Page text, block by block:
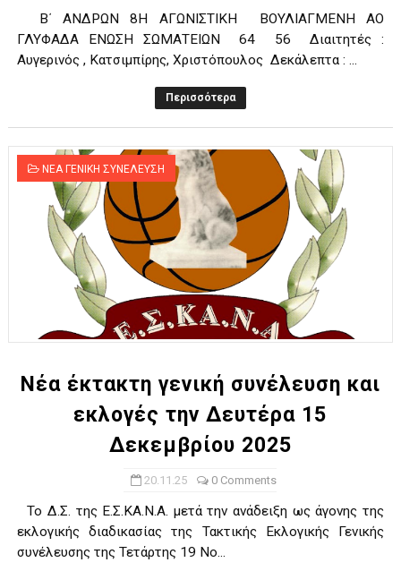
Β΄ ΑΝΔΡΩΝ 8Η ΑΓΩΝΙΣΤΙΚΗ ΒΟΥΛΙΑΓΜΕΝΗ ΑΟ
ΓΛΥΦΑΔΑ ΕΝΩΣΗ ΣΩΜΑΤΕΙΩΝ 64 56 Διαιτητές :
Αυγερινός , Κατσιμπίρης, Χριστόπουλος Δεκάλεπτα : ...
Περισσότερα
ΝΕΑ ΓΕΝΙΚΗ ΣΥΝΕΛΕΥΣΗ
Νέα έκτακτη γενική συνέλευση και
εκλογές την Δευτέρα 15
Δεκεμβρίου 2025
20.11.25 0 Comments
Το Δ.Σ. της Ε.Σ.ΚΑ.Ν.Α. μετά την ανάδειξη ως άγονης της
εκλογικής διαδικασίας της Τακτικής Εκλογικής Γενικής
συνέλευσης της Τετάρτης 19 Νο...